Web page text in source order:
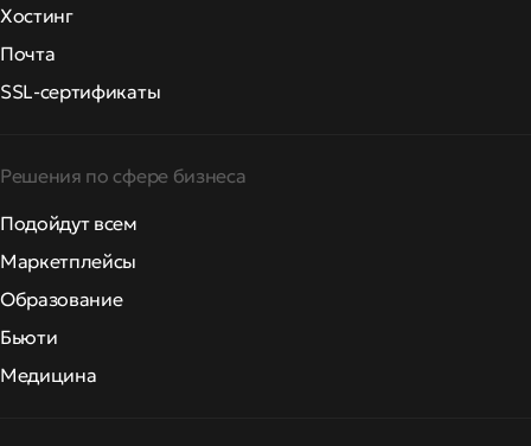
Хостинг
Почта
SSL-сертификаты
Решения по сфере бизнеса
Подойдут всем
Маркетплейсы
Образование
Бьюти
Медицина